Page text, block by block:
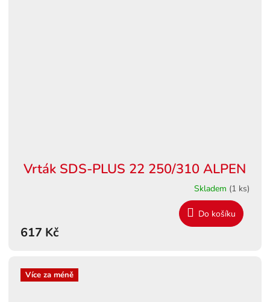
Vrták SDS-PLUS 22 250/310 ALPEN
Skladem (1 ks)
617 Kč
Do košíku
Více za méně